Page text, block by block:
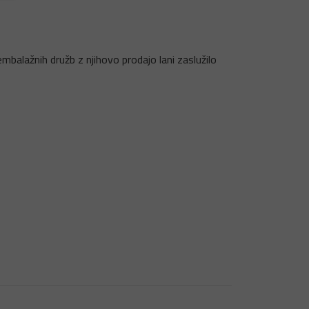
družb z njihovo prodajo lani zaslužilo